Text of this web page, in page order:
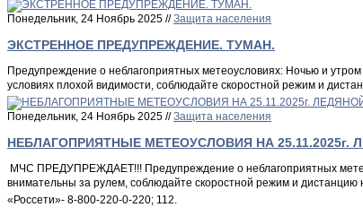
Понедельник, 24 Ноябрь 2025 //Защита населения
ЭКСТРЕННОЕ ПРЕДУПРЕЖДЕНИЕ. ТУМАН.
Предупреждение о неблагоприятных метеоусловиях: Ночью и
условиях плохой видимости, соблюдайте скоростной режим и
Понедельник, 24 Ноябрь 2025 //Защита населения
НЕБЛАГОПРИЯТНЫЕ МЕТЕОУСЛОВИЯ НА 25.11.2025г.
МЧС ПРЕДУПРЕЖДАЕТ!!! Предупреждение о неблагоприятных
внимательны за рулем, соблюдайте скоростной режим и
«Россети»- 8-800-220-0-220; 112.